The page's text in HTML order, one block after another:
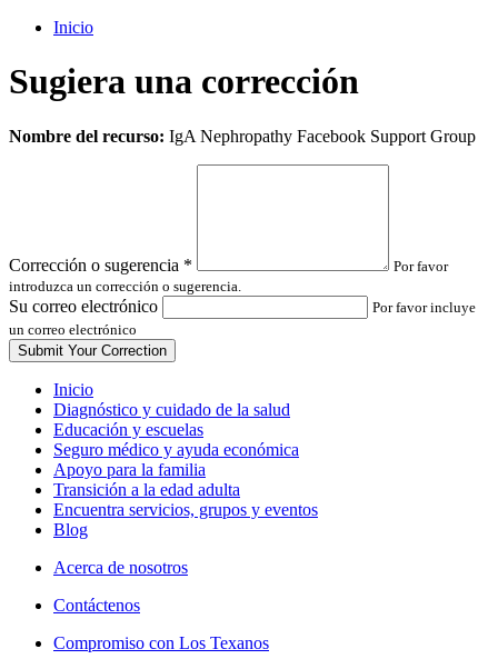
Inicio
Sugiera una corrección
Leave
Nombre del recurso: IgA Nephropathy Facebook Support Group
Corrección o sugerencia *
Por favor
introduzca un corrección o sugerencia.
Su correo electrónico
Por favor incluye
un correo electrónico
Inicio
Diagnóstico y cuidado de la salud
Educación y escuelas
Seguro médico y ayuda económica
Apoyo para la familia
Transición a la edad adulta
Encuentra servicios, grupos y eventos
Blog
Acerca de nosotros
Contáctenos
Compromiso con Los Texanos